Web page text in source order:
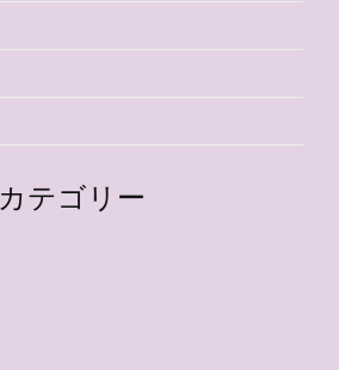
カテゴリー